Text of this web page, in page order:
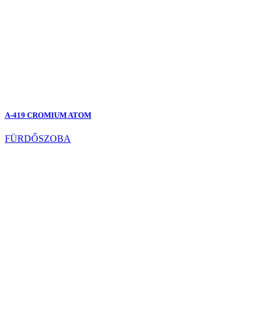
A-419 CROMIUM ATOM
FÜRDŐSZOBA